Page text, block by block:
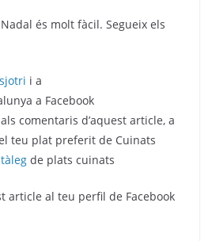
és molt fàcil. Segueix els
i a
a Facebook
comentaris d’aquest article, a
teu plat preferit de Cuinats
de plats cuinats
article al teu perfil de Facebook